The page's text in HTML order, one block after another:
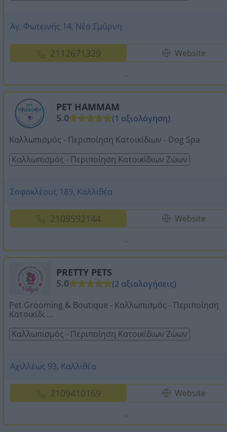
Αγ. Φωτεινής 14, Νέα Σμύρνη
2112671329 Website
PET HAMMAM
5.0
(1 αξιολόγηση)
Καλλωπισμός - Περιποίηση Κατοικίδιων - Dog Spa
Καλλωπισμός - Περιποίηση Κατοικίδιων Ζώων
Σοφοκλέους 189, Καλλιθέα
2109592144 Website
PRETTY PETS
5.0
(2 αξιολογήσεις)
Pet Grooming & Boutique - Καλλωπισμός - Περιποίηση
Κατοικίδι ...
Καλλωπισμός - Περιποίηση Κατοικίδιων Ζώων
Αχιλλέως 93, Καλλιθέα
2109410169 Website